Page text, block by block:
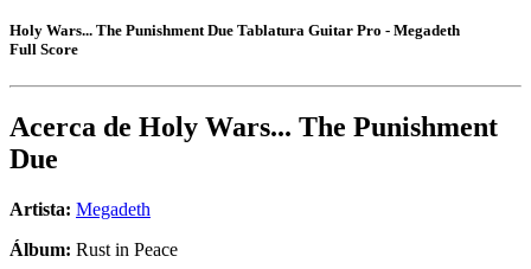
Holy Wars... The Punishment Due Tablatura Guitar Pro - Megadeth
Full Score
Acerca de Holy Wars... The Punishment
Due
Artista: Megadeth
Álbum: Rust in Peace